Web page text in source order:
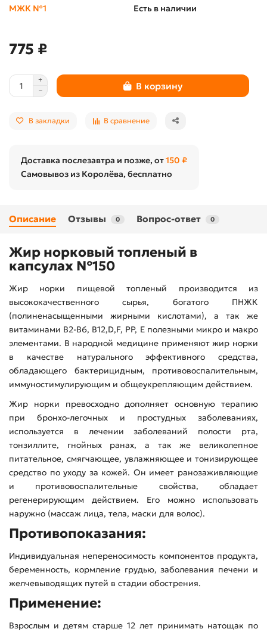
МЖК №1 Есть в наличии
775 ₽
В корзину
В закладки В сравнение
Доставка послезавтра и позже, от150 ₽
Самовывоз из Королёва, бесплатно
Описание Отзывы 0 Вопрос-ответ 0
Жир норковый топленый в
капсулах №150
Жир норки пищевой топленый производится из
высококачественного сырья, богатого ПНЖК
(полиненасыщенными жирными кислотами), а так же
витаминами В2-В6, В12,D,F, РР, Е полезными микро и макро
элементами. В народной медицине применяют жир норки
в качестве натурального эффективного средства,
обладающего бактерицидным, противовоспалительным,
иммуностимулирующим и общеукрепляющим действием.
Жир норки превосходно дополняет основную терапию
при бронхо-легочных и простудных заболеваниях,
используется в лечении заболеваний полости рта,
тонзиллите, гнойных ранах, а так же великолепное
питательное, смягчающее, увлажняющее и тонизирующее
средство по уходу за кожей. Он имеет ранозаживляющие
и противовоспалительные свойства, обладает
регенерирующим действием. Его можно использовать
наружно (массаж лица, тела, маски для волос).
Противопоказания:
Индивидуальная непереносимость компонентов продукта,
беременность, кормление грудью, заболевания печени и
желчевыводящих путей в стадии обострения.
Применение:
Взрослым и детям старше 12 лет принимать натощак по